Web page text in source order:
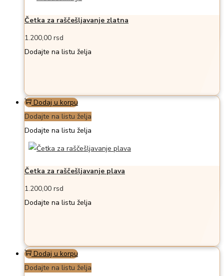
Četka za raščešljavanje zlatna
1.200,00 rsd
Dodajte na listu želja
Dodaj u korpu
Dodajte na listu želja
Dodajte na listu želja
Četka za raščešljavanje plava
1.200,00 rsd
Dodajte na listu želja
Dodaj u korpu
Dodajte na listu želja